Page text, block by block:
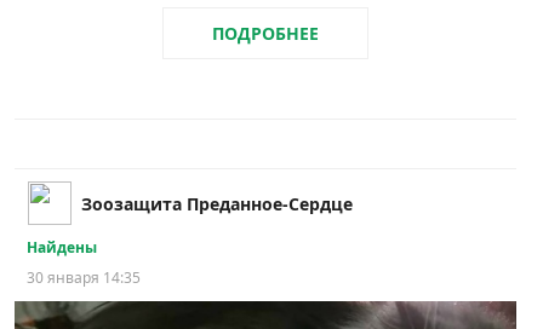
ПОДРОБНЕЕ
Зоозащита Преданное-Сердце
Найдены
30 января 14:35